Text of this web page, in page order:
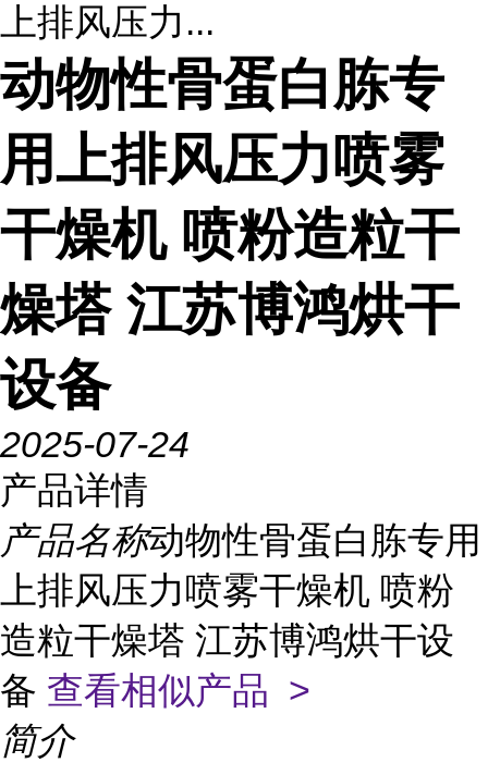
上排风压力...
动物性骨蛋白胨专
用上排风压力喷雾
干燥机 喷粉造粒干
燥塔 江苏博鸿烘干
设备
2025-07-24
产品详情
产品名称动物性骨蛋白胨专用
上排风压力喷雾干燥机 喷粉
造粒干燥塔 江苏博鸿烘干设
备 查看相似产品 >
简介